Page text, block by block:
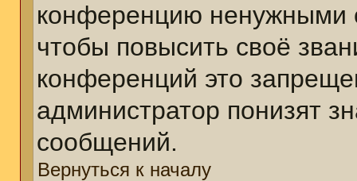
конференцию ненужными
чтобы повысить своё
конференций это
администратор понизят
сообщений.
Вернуться к началу